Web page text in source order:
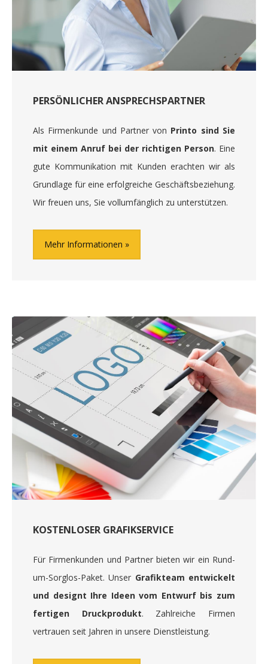
PERSÖNLICHER ANSPRECHSPARTNER
Als Firmenkunde und Partner von Printo sind Sie
mit einem Anruf bei der richtigen Person. Eine
gute Kommunikation mit Kunden erachten wir als
Grundlage für eine erfolgreiche Geschäftsbeziehung.
Wir freuen uns, Sie vollumfänglich zu unterstützen.
Mehr Informationen
KOSTENLOSER GRAFIKSERVICE
Für Firmenkunden und Partner bieten wir ein Rund-
um-Sorglos-Paket. Unser Grafikteam entwickelt
und designt Ihre Ideen vom Entwurf bis zum
fertigen Druckprodukt. Zahlreiche Firmen
vertrauen seit Jahren in unsere Dienstleistung.